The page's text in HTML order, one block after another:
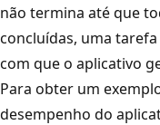
não termina até que
concluídas, uma
com que o aplicativo
Para obter um
desempenho do